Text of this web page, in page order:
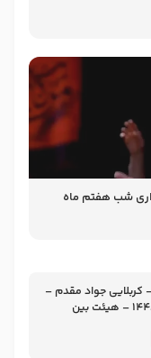
شب هفتم ماه
– کربلایی جواد مقدم –
شب هشتم محرم 1448 – هیئت بین